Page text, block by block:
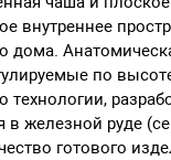
дома.
по
в железной руде
готового